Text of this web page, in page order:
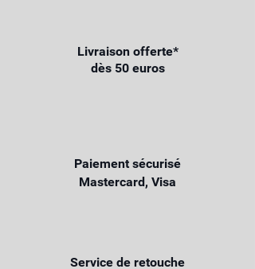
Livraison offerte*
dès 50 euros
Paiement sécurisé
Mastercard, Visa
Service de retouche